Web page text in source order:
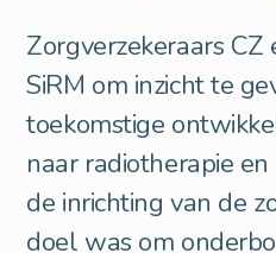
Zorgverzekeraars CZ
SiRM om inzicht te
toekomstige
naar radiotherapie
de inrichting van de
doel was om